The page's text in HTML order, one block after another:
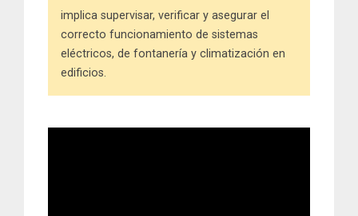
implica supervisar, verificar y asegurar el
correcto funcionamiento de sistemas
eléctricos, de fontanería y climatización en
edificios.